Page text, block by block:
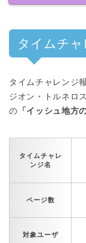
タイムチ
タイムチャレンジ
ジオン・トルネロ
の 「イッシュ地方
タイムチャレ
ンジ名
ページ数
対象ユーザ